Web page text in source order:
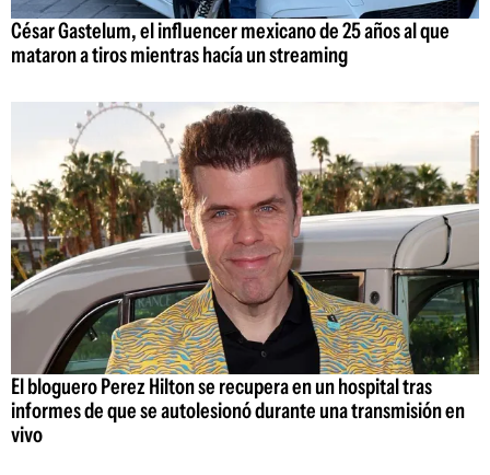
César Gastelum, el influencer mexicano de 25 años al que
mataron a tiros mientras hacía un streaming
El bloguero Perez Hilton se recupera en un hospital tras
informes de que se autolesionó durante una transmisión en
vivo